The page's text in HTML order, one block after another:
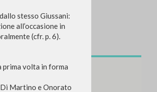
stesso Giussani:
all’occasione in
(cfr. p. 6).
prima volta in forma
Martino e Onorato